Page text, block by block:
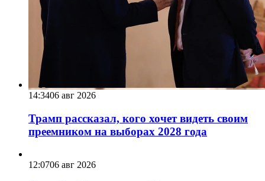
14:3406 авг 2026
Трамп рассказал, кого хочет видеть своим
преемником на выборах 2028 года
12:0706 авг 2026